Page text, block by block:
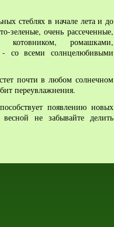
стеблях в начале лета и до
зеленые, очень рассеченные,
котовником, ромашками,
- со всеми солнцелюбивыми
почти в любом солнечном
переувлажнения.
появлению новых
не забывайте делить